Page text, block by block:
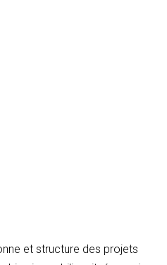
et structure des projets